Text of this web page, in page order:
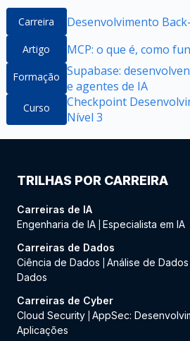
Carreira Desenvolvimento
Artigo MCP: o que é, como
Formação Supabase:
e agentes de IA
Curso
Checkpoint
Nível 3
TRILHAS POR CARREIRA
Carreiras de IA
Engenharia de IA Especialista em IA
Carreiras de Dados
Ciência de Dados
Análise de Dados
Dados
Carreiras de Cyber
Cloud Security AppSec:
Aplicações